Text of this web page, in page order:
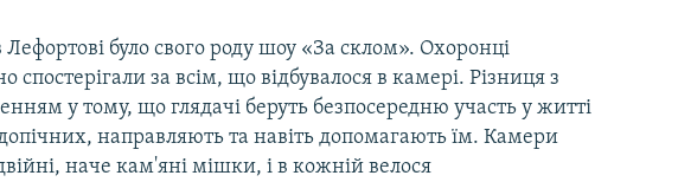
було свого роду шоу «За склом». Охоронці
спостерігали за всім, що відбувалося в камері. Різниця з
у тому, що глядачі беруть безпосередню участь у житті
направляють та навіть допомагають їм. Камери
наче кам'яні мішки, і в кожній велося